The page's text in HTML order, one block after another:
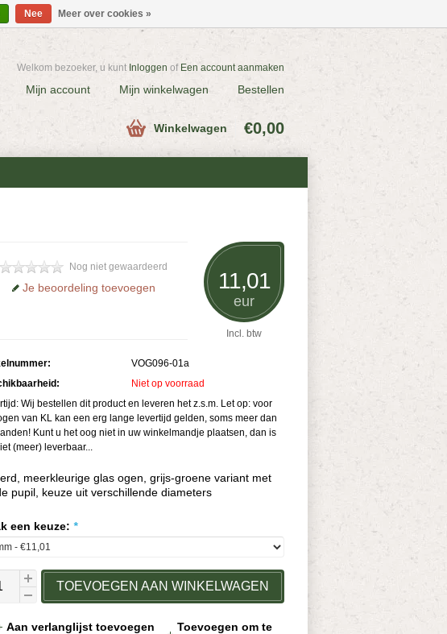
Welkom bezoeker, u kunt Inloggen of Een account aanmaken
Mijn account Mijn winkelwagen Bestellen
Winkelwagen €0,00
11,01
eur
Incl. btw
Nog niet gewaardeerd
Je beoordeling toevoegen
VOG096-01a
Niet op voorraad
Wij bestellen dit product en leveren het z.s.m. Let op: voor
van KL kan een erg lange levertijd gelden, soms meer dan
Kunt u het oog niet in uw winkelmandje plaatsen, dan is
(meer) leverbaar...
meerkleurige glas ogen, grijs-groene variant met
pupil, keuze uit verschillende diameters
een keuze: *
TOEVOEGEN AAN WINKELWAGEN
Aan verlanglijst toevoegen
Toevoegen om te
Nee Meer over cookies »